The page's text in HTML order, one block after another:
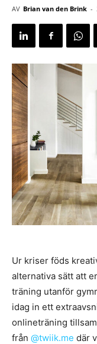
AV Brian van den Brink -
Ur kriser föds
alternativa sätt att
träning utanför
idag in ett
onlineträning
från @twiik.me där